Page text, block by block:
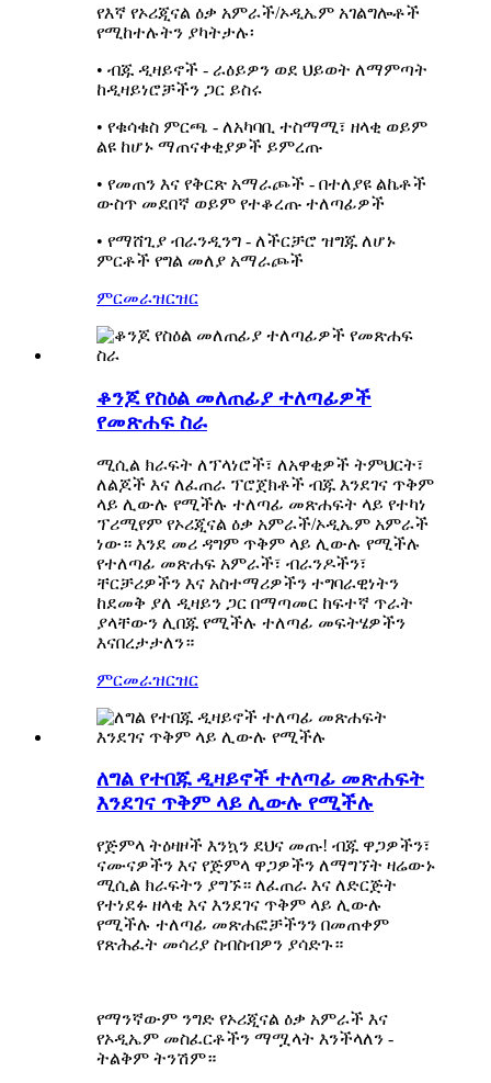
የእኛ የኦሪጂናል ዕቃ አምራች/ኦዲኤም አገልግሎቶች
የሚከተሉትን ያካትታሉ፡
• ብጁ ዲዛይኖች - ራዕይዎን ወደ ህይወት ለማምጣት
ከዲዛይነሮቻችን ጋር ይስሩ
• የቁሳቁስ ምርጫ - ለአካባቢ ተስማሚ፣ ዘላቂ ወይም
ልዩ ከሆኑ ማጠናቀቂያዎች ይምረጡ
• የመጠን እና የቅርጽ አማራጮች - በተለያዩ ልኬቶች
ውስጥ መደበኛ ወይም የተቆረጡ ተለጣፊዎች
• የማሸጊያ ብራንዲንግ - ለችርቻሮ ዝግጁ ለሆኑ
ምርቶች የግል መለያ አማራጮች
ምርመራዝርዝር
ቆንጆ የስዕል መለጠፊያ ተለጣፊዎች
የመጽሐፍ ስራ
ሚሲል ክራፍት ለፕላነሮች፣ ለአዋቂዎች ትምህርት፣
ለልጆች እና ለፈጠራ ፕሮጀክቶች ብጁ እንደገና ጥቅም
ላይ ሊውሉ የሚችሉ ተለጣፊ መጽሐፍት ላይ የተካነ
ፕሪሚየም የኦሪጂናል ዕቃ አምራች/ኦዲኤም አምራች
ነው። እንደ መሪ ዳግም ጥቅም ላይ ሊውሉ የሚችሉ
የተለጣፊ መጽሐፍ አምራች፣ ብራንዶችን፣
ቸርቻሪዎችን እና አስተማሪዎችን ተግባራዊነትን
ከደመቅ ያለ ዲዛይን ጋር በማጣመር ከፍተኛ ጥራት
ያላቸውን ሊበጁ የሚችሉ ተለጣፊ መፍትሄዎችን
እናበረታታለን።
ምርመራዝርዝር
ለግል የተበጁ ዲዛይኖች ተለጣፊ መጽሐፍት
እንደገና ጥቅም ላይ ሊውሉ የሚችሉ
የጅምላ ትዕዛዞች እንኳን ደህና መጡ! ብጁ ዋጋዎችን፣
ናሙናዎችን እና የጅምላ ዋጋዎችን ለማግኘት ዛሬውኑ
ሚሲል ክራፍትን ያግኙ። ለፈጠራ እና ለድርጅት
የተነደፉ ዘላቂ እና እንደገና ጥቅም ላይ ሊውሉ
የሚችሉ ተለጣፊ መጽሐፎቻችንን በመጠቀም
የጽሕፈት መሳሪያ ስብስብዎን ያሳድጉ።
የማንኛውም ንግድ የኦሪጂናል ዕቃ አምራች እና
የኦዲኤም መስፈርቶችን ማሟላት እንችላለን -
ትልቅም ትንሽም።